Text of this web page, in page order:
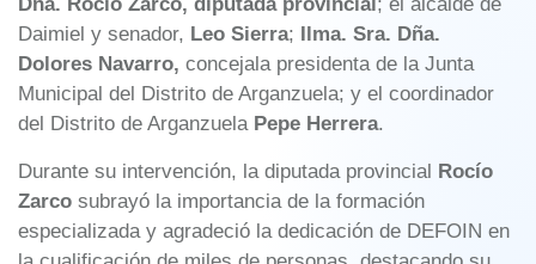
Dña. Rocío Zarco, diputada provincial ; el alcalde de
Daimiel y senador, Leo Sierra;
Ilma. Sra. Dña.
Dolores Navarro, concejala presidenta de la Junta
Municipal del Distrito de Arganzuela; y el coordinador
del Distrito de Arganzuela Pepe Herrera.
Durante su intervención, la diputada provincial Rocío
Zarco subrayó la importancia de la formación
especializada y agradeció la dedicación de DEFOIN en